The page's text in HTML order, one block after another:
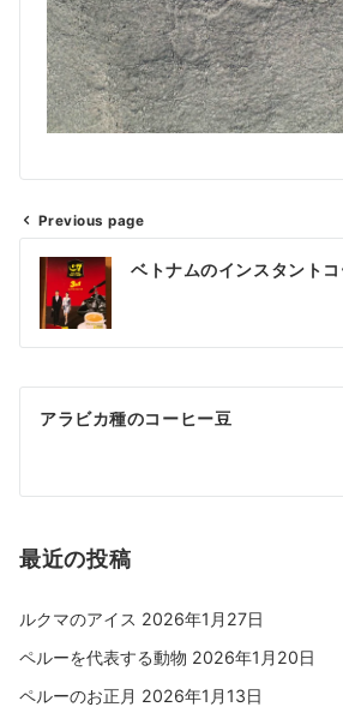
Previous page
ベトナムのインスタント
アラビカ種のコーヒー豆
最近の投稿
ルクマのアイス 2026年1月27日
ペルーを代表する動物 2026年1月20日
ペルーのお正月 2026年1月13日